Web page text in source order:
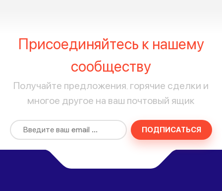
Присоединяйтесь к нашему
сообществу
Получайте предложения, горячие сделки и
многое другое на ваш почтовый ящик
ПОДПИСАТЬСЯ